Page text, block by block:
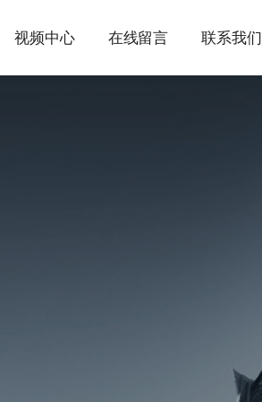
视频中心 在线留言 联系我们